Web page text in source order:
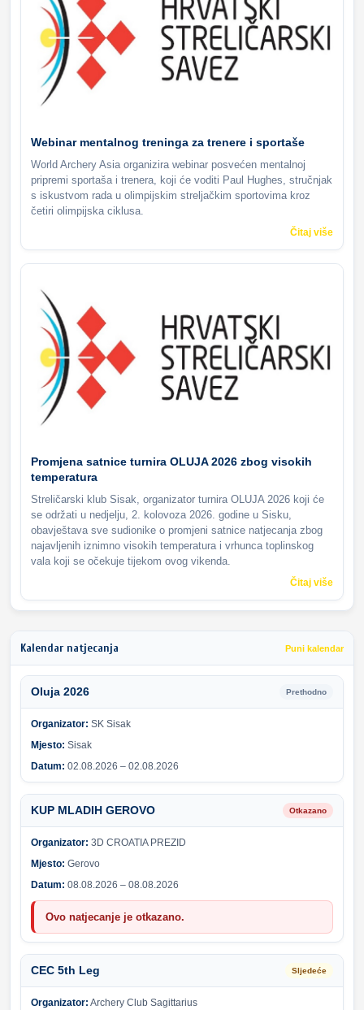
Webinar mentalnog treninga za trenere i sportaše
World Archery Asia organizira webinar posvećen mentalnoj
pripremi sportaša i trenera, koji će voditi Paul Hughes, stručnjak
s iskustvom rada u olimpijskim streljačkim sportovima kroz
četiri olimpijska ciklusa.
Čitaj više
Promjena satnice turnira OLUJA 2026 zbog visokih
temperatura
Streličarski klub Sisak, organizator turnira OLUJA 2026 koji će
se održati u nedjelju, 2. kolovoza 2026. godine u Sisku,
obavještava sve sudionike o promjeni satnice natjecanja zbog
najavljenih iznimno visokih temperatura i vrhunca toplinskog
vala koji se očekuje tijekom ovog vikenda.
Čitaj više
Kalendar natjecanja Puni kalendar
Oluja 2026 Prethodno
Organizator: SK Sisak
Mjesto: Sisak
Datum: 02.08.2026 – 02.08.2026
KUP MLADIH GEROVO Otkazano
Organizator: 3D CROATIA PREZID
Mjesto: Gerovo
Datum: 08.08.2026 – 08.08.2026
Ovo natjecanje je otkazano.
CEC 5th Leg Sljedeće
Organizator: Archery Club Sagittarius